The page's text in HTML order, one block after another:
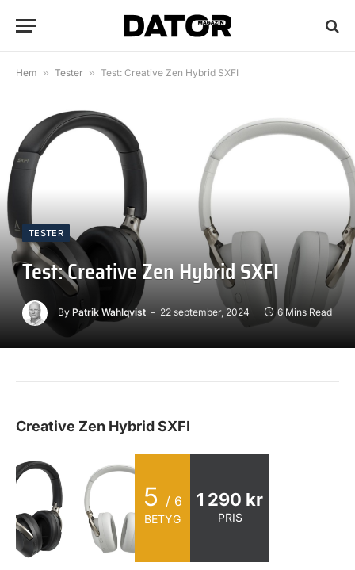
Hem » Tester » Test: Creative Zen Hybrid SXFI
TESTER
Test: Creative Zen Hybrid SXFI
By Patrik Wahlqvist 22 september, 2024 6 Mins Read
Creative Zen Hybrid SXFI
5 / 6
BETYG
1 290 kr
PRIS